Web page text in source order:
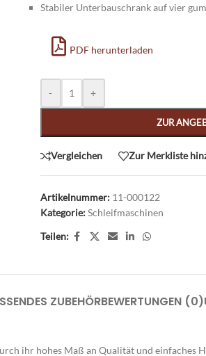
Stabiler Unterbauschrank auf vier
PDF herunterladen
- +
ZUR
Vergleichen Zur Merkliste
Artikelnummer: 11-000122
Kategorie:Schleifmaschinen
Teilen:
ZUBEHÖRBEWERTUNGEN (0)
ihr hohes Maß an Qualität und einfaches